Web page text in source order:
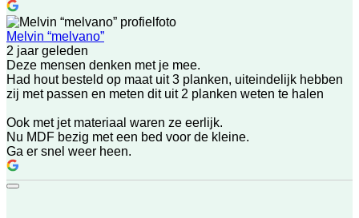
Melvin “melvano”
2 jaar geleden
Deze mensen denken met je mee.
Had hout besteld op maat uit 3 planken, uiteindelijk hebben
zij met passen en meten dit uit 2 planken weten te halen
Ook met jet materiaal waren ze eerlijk.
Nu MDF bezig met een bed voor de kleine.
Ga er snel weer heen.